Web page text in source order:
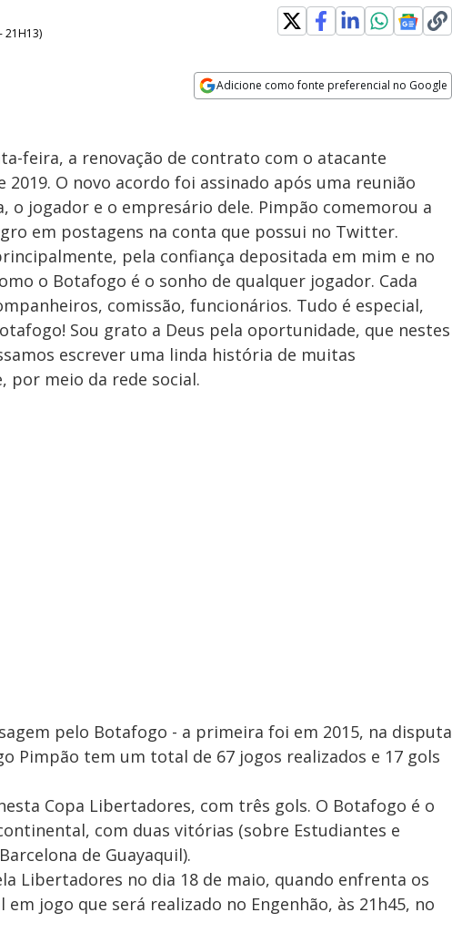
21H13)
Adicione como fonte preferencial no Google
feira, a renovação de contrato com o atacante
O novo acordo foi assinado após uma reunião
o jogador e o empresário dele. Pimpão comemorou a
em postagens na conta que possui no Twitter.
pela confiança depositada em mim e no
o Botafogo é o sonho de qualquer jogador. Cada
comissão, funcionários. Tudo é especial,
Sou grato a Deus pela oportunidade, que nestes
escrever uma linda história de muitas
por meio da rede social.
pelo Botafogo - a primeira foi em 2015, na disputa
Pimpão tem um total de 67 jogos realizados e 17 gols
Copa Libertadores, com três gols. O Botafogo é o
com duas vitórias (sobre Estudiantes e
de Guayaquil).
Libertadores no dia 18 de maio, quando enfrenta os
jogo que será realizado no Engenhão, às 21h45, no